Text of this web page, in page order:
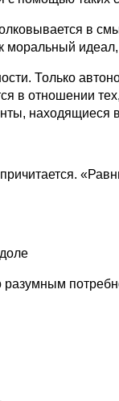
в
моральный
Только
в отношении
находящиеся
разумным